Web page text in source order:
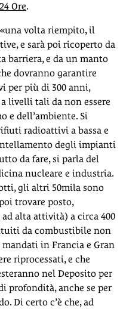
Ore.
volta riempito, il
e sarà poi ricoperto da
barriera, e da un manto
dovranno garantire
per più di 300 anni,
livelli tali da non essere
e dell’ambiente. Si
radioattivi a bassa e
degli impianti
da fare, si parla del
nucleare e industria.
gli altri 50mila sono
trovare posto,
alta attività) a circa 400
da combustibile non
in Francia e Gran
riprocessati, e che
nel Deposito per
profondità, anche se per
Di certo c’è che, ad